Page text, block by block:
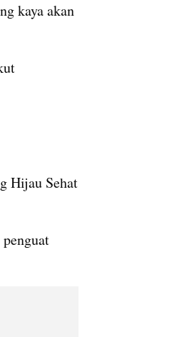
kaya akan
Hijau Sehat